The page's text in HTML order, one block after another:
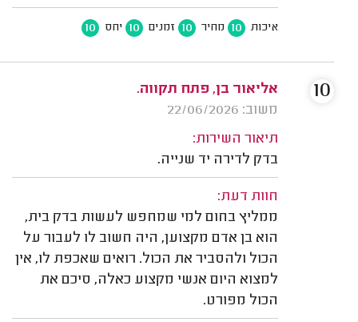
איכות 10 מחיר 10 זמנים 10 יחס 10
אליאור בן, פתח תקווה.
משוב: 22/06/2026
תיאור השירות:
בדק לדירה יד שנייה.
חוות דעת:
ממליץ בחום למי שמחפש לעשות בדק בית,
הוא בן אדם מקצוען, היה חשוב לו לעבור על
הכול ולהסביר את הכול. רואים שאכפת לו, אין
למצוא היום אנשי מקצוע כאלה, סיכם את
הכול מפורט.
10